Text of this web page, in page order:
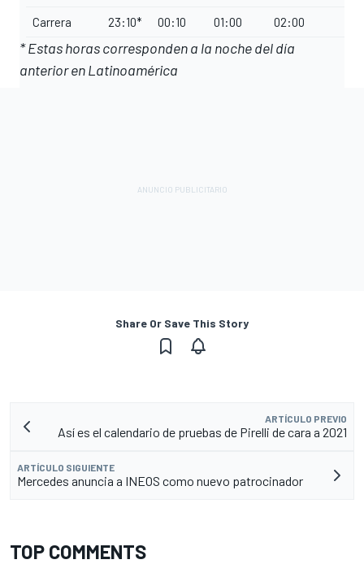
Carrera 23:10* 00:10 01:00 02:00
* Estas horas corresponden a la noche del día
anterior en Latinoamérica
Share Or Save This Story
ARTÍCULO PREVIO
Así es el calendario de pruebas de Pirelli de cara a 2021
ARTÍCULO SIGUIENTE
Mercedes anuncia a INEOS como nuevo patrocinador
TOP COMMENTS